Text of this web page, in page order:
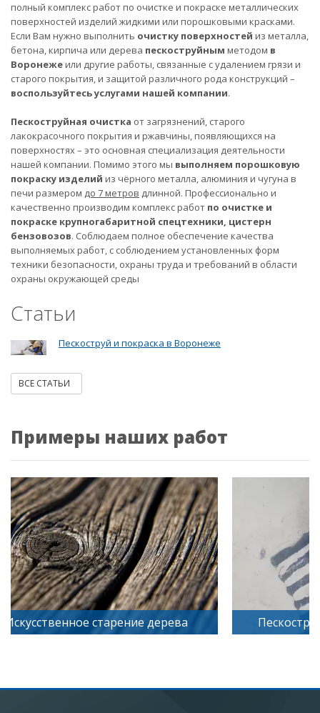
полный комплекс работ по очистке и покраске металлических
поверхностей изделий жидкими или порошковыми красками.
Если Вам нужно выполнить очистку поверхностей из металла,
бетона, кирпича или дерева пескоструйным методом в
Воронежеили другие работы, связанные с удалением грязи и
старого покрытия, и защитой различного рода конструкций –
воспользуйтесь услугами нашей компании.
Пескоструйная очистка от загрязнений, старого
лакокрасочного покрытия и ржавчины, появляющихся на
поверхностях – это основная специализация деятельности
нашей компании. Помимо этого мы выполняем порошковую
покраску изделий из чёрного металла, алюминия и чугуна в
печи размером до 7 метров длинной. Профессионально и
качественно производим комплекс работ по очистке и
покраске крупногабаритной спецтехники, цистерн
бензовозов. Соблюдаем полное обеспечение качества
выполняемых работ, с соблюдением установленных форм
техники безопасности, охраны труда и требований в области
охраны окружающей среды
Статьи
Пескоструй и покраска в Воронеже
ВСЕ СТАТЬИ
Примеры наших работ
Искусственное старение дерева